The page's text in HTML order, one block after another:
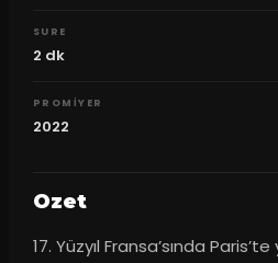
SURE
2 dk
PROMIYER
2022
Ozet
17. Yüzyıl Fransa’sında